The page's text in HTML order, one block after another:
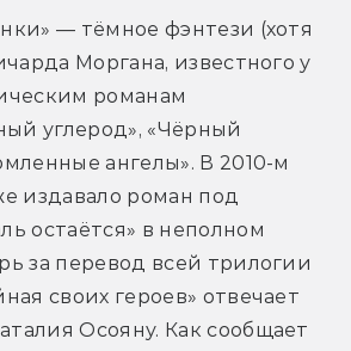
— тёмное фэнтези (хотя
Моргана, известного у
романам
углерод», «Чёрный
ангелы». В 2010-м
издавало роман под
остаётся» в неполном
за перевод всей трилогии
своих героев» отвечает
Осояну. Как сообщает